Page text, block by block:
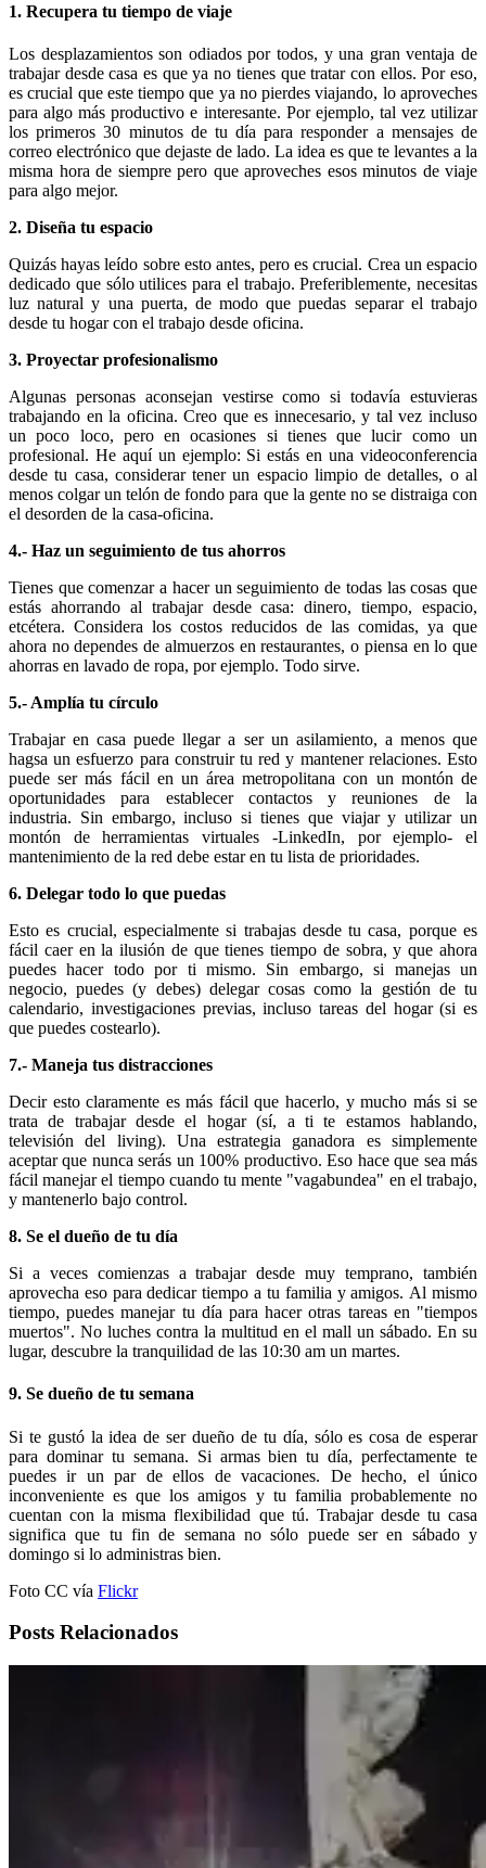
1. Recupera tu tiempo de viaje
Los desplazamientos son odiados por todos, y una gran ventaja de
trabajar desde casa es que ya no tienes que tratar con ellos. Por eso,
es crucial que este tiempo que ya no pierdes viajando, lo aproveches
para algo más productivo e interesante. Por ejemplo, tal vez utilizar
los primeros 30 minutos de tu día para responder a mensajes de
correo electrónico que dejaste de lado. La idea es que te levantes a la
misma hora de siempre pero que aproveches esos minutos de viaje
para algo mejor.
2. Diseña tu espacio
Quizás hayas leído sobre esto antes, pero es crucial. Crea un espacio
dedicado que sólo utilices para el trabajo. Preferiblemente, necesitas
luz natural y una puerta, de modo que puedas separar el trabajo
desde tu hogar con el trabajo desde oficina.
3. Proyectar profesionalismo
Algunas personas aconsejan vestirse como si todavía estuvieras
trabajando en la oficina. Creo que es innecesario, y tal vez incluso
un poco loco, pero en ocasiones si tienes que lucir como un
profesional. He aquí un ejemplo: Si estás en una videoconferencia
desde tu casa, considerar tener un espacio limpio de detalles, o al
menos colgar un telón de fondo para que la gente no se distraiga con
el desorden de la casa-oficina.
4.- Haz un seguimiento de tus ahorros
Tienes que comenzar a hacer un seguimiento de todas las cosas que
estás ahorrando al trabajar desde casa: dinero, tiempo, espacio,
etcétera. Considera los costos reducidos de las comidas, ya que
ahora no dependes de almuerzos en restaurantes, o piensa en lo que
ahorras en lavado de ropa, por ejemplo. Todo sirve.
5.- Amplía tu círculo
Trabajar en casa puede llegar a ser un asilamiento, a menos que
hagsa un esfuerzo para construir tu red y mantener relaciones. Esto
puede ser más fácil en un área metropolitana con un montón de
oportunidades para establecer contactos y reuniones de la
industria. Sin embargo, incluso si tienes que viajar y utilizar un
montón de herramientas virtuales -LinkedIn, por ejemplo- el
mantenimiento de la red debe estar en tu lista de prioridades.
6. Delegar todo lo que puedas
Esto es crucial, especialmente si trabajas desde tu casa, porque es
fácil caer en la ilusión de que tienes tiempo de sobra, y que ahora
puedes hacer todo por ti mismo. Sin embargo, si manejas un
negocio, puedes (y debes) delegar cosas como la gestión de tu
calendario, investigaciones previas, incluso tareas del hogar (si es
que puedes costearlo).
7.- Maneja tus distracciones
Decir esto claramente es más fácil que hacerlo, y mucho más si se
trata de trabajar desde el hogar (sí, a ti te estamos hablando,
televisión del living). Una estrategia ganadora es simplemente
aceptar que nunca serás un 100% productivo. Eso hace que sea más
fácil manejar el tiempo cuando tu mente "vagabundea" en el trabajo,
y mantenerlo bajo control.
8. Se el dueño de tu día
Si a veces comienzas a trabajar desde muy temprano, también
aprovecha eso para dedicar tiempo a tu familia y amigos. Al mismo
tiempo, puedes manejar tu día para hacer otras tareas en "tiempos
muertos". No luches contra la multitud en el mall un sábado. En su
lugar, descubre la tranquilidad de las 10:30 am un martes.
9. Se dueño de tu semana
Si te gustó la idea de ser dueño de tu día, sólo es cosa de esperar
para dominar tu semana. Si armas bien tu día, perfectamente te
puedes ir un par de ellos de vacaciones. De hecho, el único
inconveniente es que los amigos y tu familia probablemente no
cuentan con la misma flexibilidad que tú. Trabajar desde tu casa
significa que tu fin de semana no sólo puede ser en sábado y
domingo si lo administras bien.
Foto CC vía Flickr
Posts Relacionados